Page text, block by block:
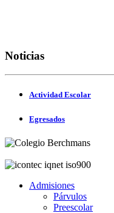
Noticias
Actividad Escolar
Egresados
Admisiones
Párvulos
Preescolar